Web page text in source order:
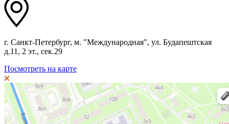
г. Санкт-Петербург, м. "Международная", ул. Будапештская
д.11, 2 эт., сек.29
Посмотреть на карте